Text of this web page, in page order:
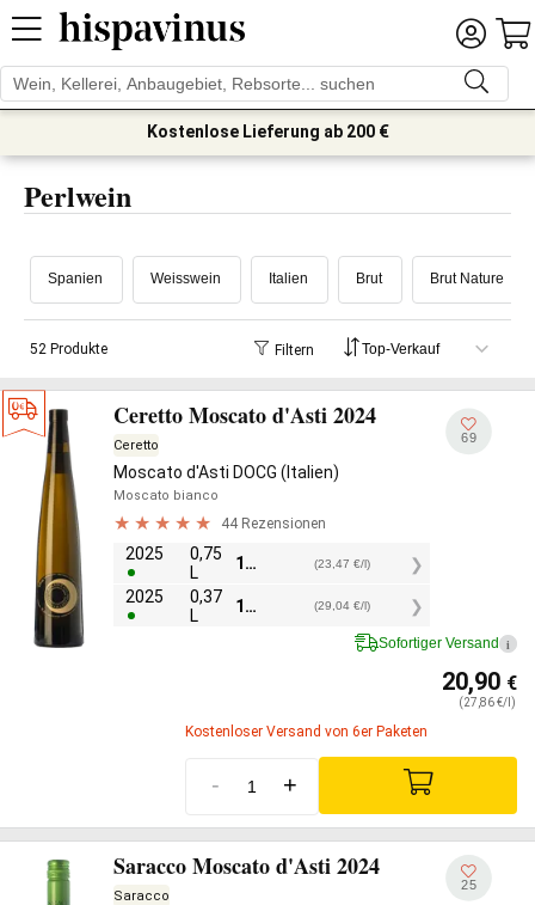
Kostenlose Lieferung ab 200 €
Perlwein
Spanien Weisswein Italien Brut Brut Nature
52 Produkte Filtern
Ceretto Moscato d'Asti 2024
Ceretto
Moscato d'Asti DOCG (Italien)
Moscato bianco
44 Rezensionen
2025
0,75
L
17,60 (23,47 €/l)
2025
0,37
L
10,75 (29,04 €/l)
69
Sofortiger Versand i
20,90 €
(27,86 €/l)
Kostenloser Versand von 6er Paketen
- +
Saracco Moscato d'Asti 2024
Saracco
25